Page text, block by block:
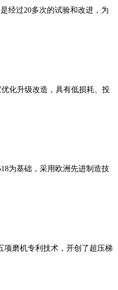
经过20多次的试验和改进，为
化升级改造，具有低损耗、投
为基础，采用欧洲先进制造技
项磨机专利技术，开创了超压梯